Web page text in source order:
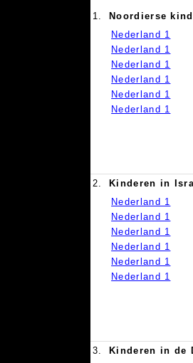
1.
Noordierse
Nederland 1
Nederland 1
Nederland 1
Nederland 1
Nederland 1
Nederland 1
2.
Kinderen in
Nederland 1
Nederland 1
Nederland 1
Nederland 1
Nederland 1
Nederland 1
3.
Kinderen in de